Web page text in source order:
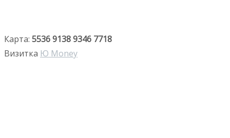
Карта: 5536 9138 9346 7718
Визитка Ю Money